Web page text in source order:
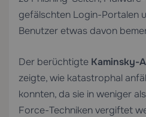
gefälschten Login-Portalen
Benutzer etwas davon
Der berüchtigte Kaminsky-
zeigte, wie katastrophal
konnten, da sie in weniger
Force-Techniken vergiftet